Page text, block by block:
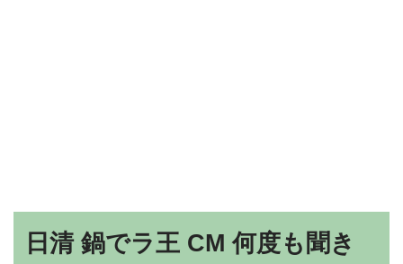
日清 鍋でラ王 CM 何度も聞き